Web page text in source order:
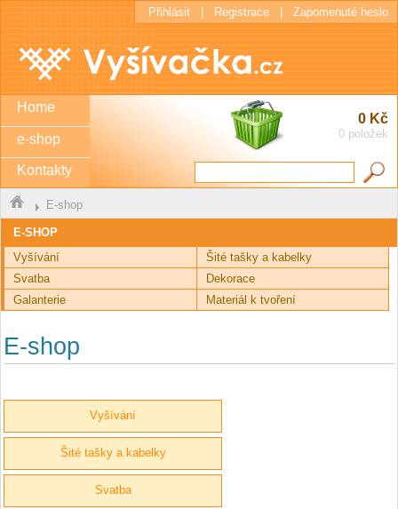
0 Kč
0 položek
Přihlásit Registrace Zapomenuté heslo
Home
e-shop
Kontakty
E-shop
E-SHOP
Vyšívání
Šité tašky a kabelky
Svatba
Dekorace
Galanterie
Materiál k tvoření
E-shop
Vyšívání
Šité tašky a kabelky
Svatba